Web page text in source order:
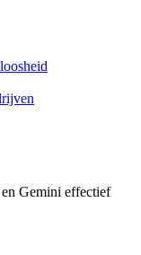
Gemini effectief